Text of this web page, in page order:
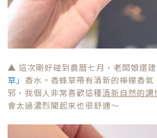
邪，我個人非常喜歡這種清新自然的調性
會太過濃烈聞起來也很舒適～